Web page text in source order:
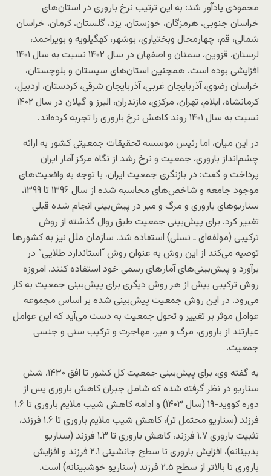
محمودی یادآور شد: به این ترتیب نرخ باروری در استان‌های
خراسان جنوبی، هرمزگان، خوزستان، یزد، گلستان، کرمان، خراسان
شمالی، قم، چهارمحال وبختیاری، بوشهر، کهگیلویه و بویراحمد،
لرستان، قزوین، سمنان و اصفهان در سال ۱۴۰۲ نسبت به سال ۱۴۰۱
افزایشی بوده است. همچنین استان‌های سیستان و بلوچستان،
خراسان رضوی، آذربایجان غربی، آذربایجان شرقی، کردستان، اردبیل،
کرمانشاه، ایلام، تهران، مرکزی، مازندران، البرز و گیلان در سال ۱۴۰۲
نسبت به سال ۱۴۰۱ روند کاهش نرخ باروری را تجربه کرده‌اند.
در این میان، اما رئیس موسسه تحقیقات جمعیتی کشور به ارائه
چشم‌انداز باروری، جمعیت و نرخ رشد از نگاه مرکز آمار ایران
پرداخت و گفت: در بازنگری جمعیت ایران، با توجه به واقعیت‌های
موجود جامعه و شاخص‌های محاسبه شده از سال ۱۳۹۶ تا ۱۳۹۹،
سناریو‌های باروری و مرگ و میر در پیش‌بینی انجام شده قبلی
تغییر کرد. برای پیش‌بینی جمعیت طبق روال گذشته از روش
ترکیبی (مولفه‌ای ـ نسلی) استفاده شد. سازمان ملل نیز به کشور‌ها
توصیه می‌­کند از این روش به عنوان روش “استاندارد طلایی” در
برآورد و پیش‌بینی‌های آمار‌های رسمی خود استفاده کنند. امروزه
روش ترکیبی بیش از هر روش دیگری برای پیش‌بینی جمعیت به کار
می‌رود. در این روش جمعیت پیش‌بینی شده بر اساس مجموعه
عوامل موثر بر تغییر و تحول جمعیت به دست می­‌آید که این عوامل
عبارتند از باروری، مرگ و میر، مهاجرت و ترکیب سنی و جنسی
جمعیت.
به گفته وی، برای پیش‌بینی جمعیت کل کشور تا افق ۱۴۳۰، شش
سناریو در نظر گرفته شده که شامل جبران کاهش باروری پس از
دوره کووید-۱۹ (سال ۱۴۰۳) و ادامه کاهش شیب ملایم باروری تا ۱.۶
فرزند (سناریو محتمل تر)، کاهش شیب ملایم باروری تا ۱.۶ فرزند،
تثبیت باروری ۱.۷ فرزند، کاهش باروری تا ۱.۳ فرزند (سناریو
بدبینانه)، افزایش باروری تا سطح جانشینی ۲.۱ فرزند و افزایش
باروری تا بالاتر از سطح ۲.۵ فرزند (سناریو خوشبینانه) است.